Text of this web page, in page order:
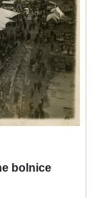
bolnice